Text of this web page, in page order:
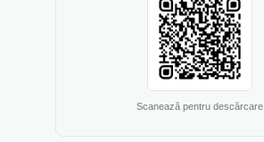
Scanează pentru descărcare